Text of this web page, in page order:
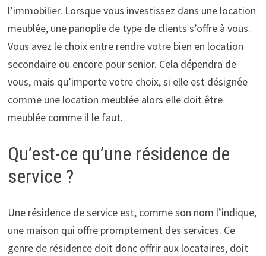
l’immobilier. Lorsque vous investissez dans une location
meublée, une panoplie de type de clients s’offre à vous.
Vous avez le choix entre rendre votre bien en location
secondaire ou encore pour senior. Cela dépendra de
vous, mais qu’importe votre choix, si elle est désignée
comme une location meublée alors elle doit être
meublée comme il le faut.
Qu’est-ce qu’une résidence de
service ?
Une résidence de service est, comme son nom l’indique,
une maison qui offre promptement des services. Ce
genre de résidence doit donc offrir aux locataires, doit